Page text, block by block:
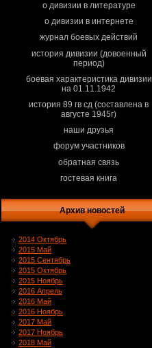
о дивизии в литературе
о дивизии в интернете
журнал боевых действий
история дивизии (довоенный
период)
боевая характеристика дивизии
на 01.11.1942
история 89 гв сд (составлена в
августе 1945г)
наши друзья
форум участников
обратная связь
гостевая книга
Архив новостей
2014 Октябрь
2015 Май
2015 Сентябрь
2015 Октябрь
2015 Ноябрь
2016 Апрель
2016 Май
2016 Ноябрь
2017 Май
2017 Ноябрь
2018 Май